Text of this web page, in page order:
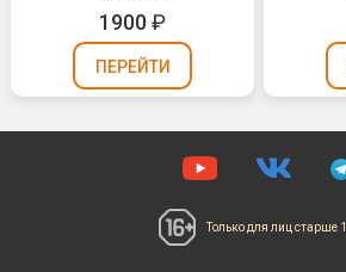
1900₽
ПЕРЕЙТИ
Только для лиц старше